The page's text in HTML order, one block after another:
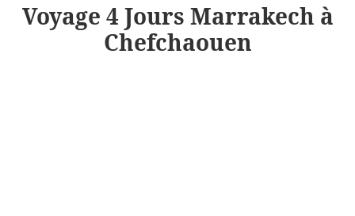
Voyage 4 Jours Marrakech à
Chefchaouen